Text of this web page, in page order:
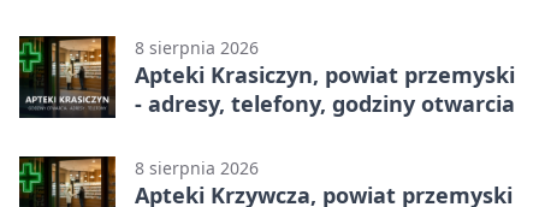
8 sierpnia 2026
Apteki Krasiczyn, powiat przemyski
- adresy, telefony, godziny otwarcia
8 sierpnia 2026
Apteki Krzywcza, powiat przemyski